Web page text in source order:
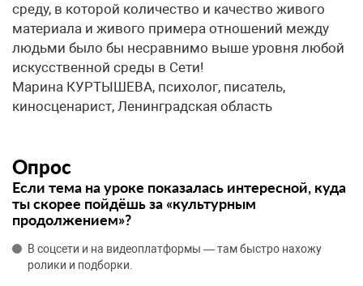
среду, в которой количество и качество живого
материала и живого примера отношений между
людьми было бы несравнимо выше уровня любой
искусственной среды в Сети!
Марина КУРТЫШЕВА, психолог, писатель,
киносценарист, Ленинградская область
Опрос
Если тема на уроке показалась интересной, куда
ты скорее пойдёшь за «культурным
продолжением»?
В соцсети и на видеоплатформы — там быстро нахожу
ролики и подборки.